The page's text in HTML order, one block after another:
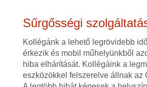
Sűrgősségi
Kollégánk a lehető legrövidebb
érkezik és mobil műhelyünkből
hiba elhárítását. Kollégáink a
eszközökkel felszerelve állnak az